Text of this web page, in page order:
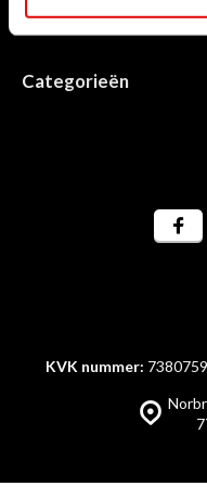
Informatie
Categorieën
KVK nummer: